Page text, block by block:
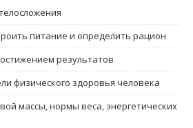
питание и определить рацион
результатов
физического здоровья человека
массы, нормы веса, энергетических